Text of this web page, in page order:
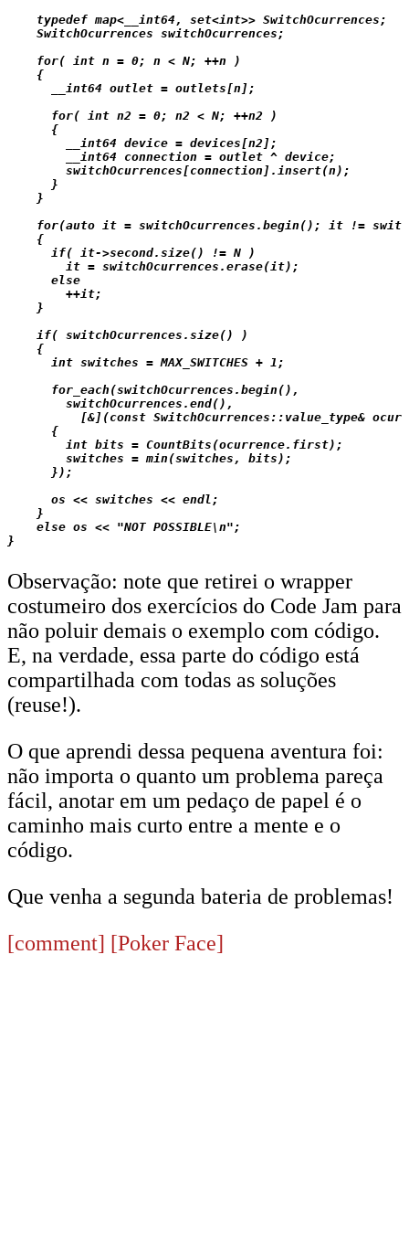
    typedef map<__int64, set<int>> SwitchOcurrences;
    SwitchOcurrences switchOcurrences;
    for( int n = 0; n < N; ++n )
    {
      __int64 outlet = outlets[n];
      for( int n2 = 0; n2 < N; ++n2 )
      {
        __int64 device = devices[n2];
        __int64 connection = outlet ^ device;
        switchOcurrences[connection].insert(n);
      }
    }
for(auto it = switchOcurrences.begin(); it !=
    {
      if( it->second.size() != N )
        it = switchOcurrences.erase(it);
      else
        ++it;
    }
    if( switchOcurrences.size() )
    {
      int switches = MAX_SWITCHES + 1;
      for_each(switchOcurrences.begin(),
        switchOcurrences.end(),
[&](const SwitchOcurrences::value_type&
      {
        int bits = CountBits(ocurrence.first);
        switches = min(switches, bits);
      });
      os << switches << endl;
    }
    else os << "NOT POSSIBLE\n";
Observação: note que retirei o wrapper
costumeiro dos exercícios do Code Jam para
não poluir demais o exemplo com código.
E, na verdade, essa parte do código está
compartilhada com todas as soluções
(reuse!).
O que aprendi dessa pequena aventura foi:
não importa o quanto um problema pareça
fácil, anotar em um pedaço de papel é o
caminho mais curto entre a mente e o
código.
Que venha a segunda bateria de problemas!
[comment] [Poker Face]